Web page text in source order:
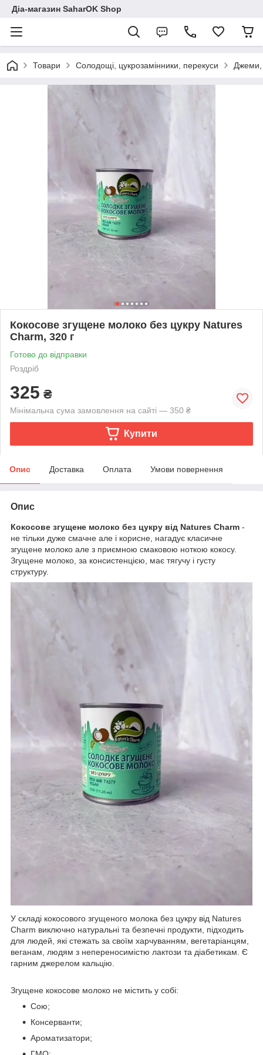
Діа-магазин SaharOK Shop
Товари Солодощі, цукрозамінники, перекуси Джеми,
Кокосове згущене молоко без цукру Natures
Charm, 320 г
Готово до відправки
Роздріб
325 ₴
Мінімальна сума замовлення на сайті — 350 ₴
Купити
Опис Доставка Оплата Умови повернення
Опис
Кокосове згущене молоко без цукру від Natures Charm -
не тільки дуже смачне але і корисне, нагадує класичне
згущене молоко але з приємною смаковою ноткою кокосу.
Згущене молоко, за консистенцією, має тягучу і густу
структуру.
У складі кокосового згущеного молока без цукру від Natures
Charm виключно натуральні та безпечні продукти, підходить
для людей, які стежать за своїм харчуванням, вегетаріанцям,
веганам, людям з непереносимістю лактози та діабетикам. Є
гарним джерелом кальцію.
Згущене кокосове молоко не містить у собі:
Сою;
Консерванти;
Ароматизатори;